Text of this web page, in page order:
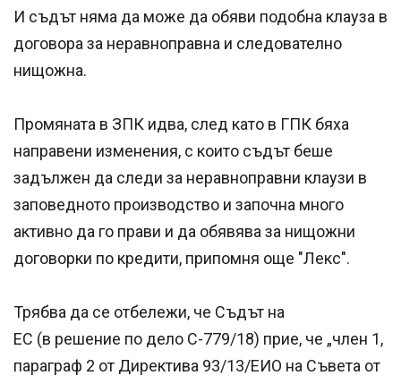
И съдът няма да може да обяви подобна клауза в
договора за неравноправна и следователно
нищожна.
Промяната в ЗПК идва, след като в ГПК бяха
направени изменения, с които съдът беше
задължен да следи за неравноправни клаузи в
заповедното производство и започна много
активно да го прави и да обявява за нищожни
договорки по кредити, припомня още "Лекс".
Трябва да се отбележи, че Съдът на
ЕС (в решение по дело С-779/18) прие, че „член 1,
параграф 2 от Директива 93/13/ЕИО на Съвета от